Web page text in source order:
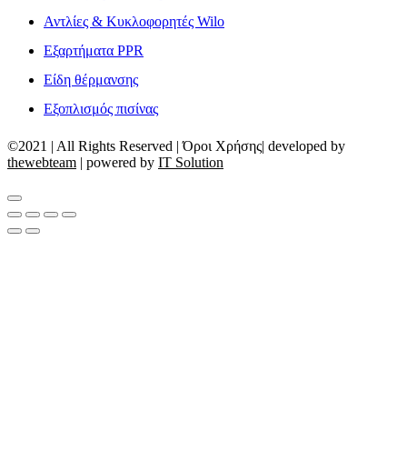
Αντλίες & Κυκλοφορητές Wilo
Εξαρτήματα PPR
Είδη θέρμανσης
Εξοπλισμός πισίνας
©2021 | All Rights Reserved | Όροι Χρήσης| developed by
thewebteam | powered by IT Solution